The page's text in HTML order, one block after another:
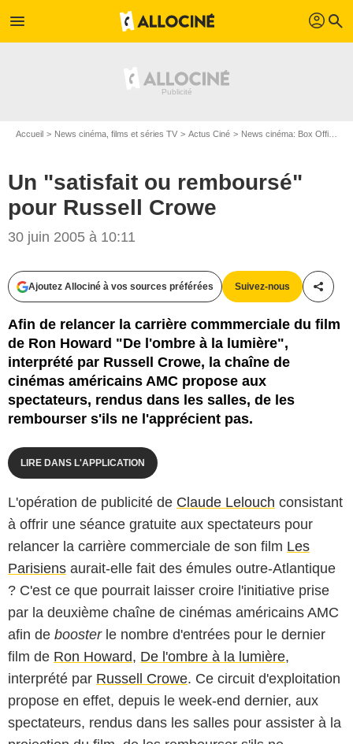
menu profil search
Accueil News cinéma, films et séries TV Actus Ciné News cinéma: Box Office
Un "satisfait ou remboursé"
pour Russell Crowe
30 juin 2005 à 10:11
Ajoutez Allociné à vos sources préférées Suivez-nous
Afin de relancer la carrière commmerciale du film
de Ron Howard "De l'ombre à la lumière",
interprété par Russell Crowe, la chaîne de
cinémas américains AMC propose aux
spectateurs, rendus dans les salles, de les
rembourser s'ils ne l'apprécient pas.
LIRE DANS L'APPLICATION
L'opération de publicité de Claude Lelouch consistant
à offrir une séance gratuite aux spectateurs pour
relancer la carrière commerciale de son film Les
Parisiens aurait-elle fait des émules outre-Atlantique
? C'est ce que pourrait laisser croire l'initiative prise
par la deuxième chaîne de cinémas américains AMC
afin de boosterle nombre d'entrées pour le dernier
film de Ron Howard, De l'ombre à la lumière,
interprété par Russell Crowe. Ce circuit d'exploitation
propose en effet, depuis le week-end dernier, aux
spectateurs, rendus dans les salles pour assister à la